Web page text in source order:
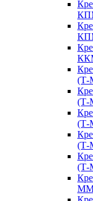
(Т-
(Т-
(Т-
(Т-
(Т-